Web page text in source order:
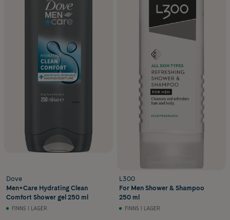
Dove
Men+Care Hydrating Clean
Comfort Shower gel 250 ml
FINNS I LAGER
L300
For Men Shower & Shampoo
250 ml
FINNS I LAGER